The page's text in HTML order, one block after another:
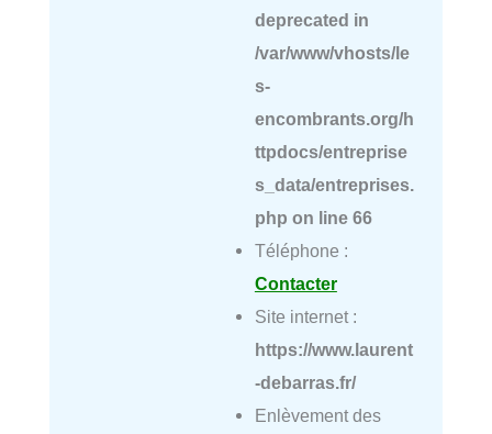
deprecated in
/var/www/vhosts/le
s-
encombrants.org/h
ttpdocs/entreprise
s_data/entreprises.
php on line 66
Téléphone :
Contacter
Site internet :
https://www.laurent
-debarras.fr/
Enlèvement des